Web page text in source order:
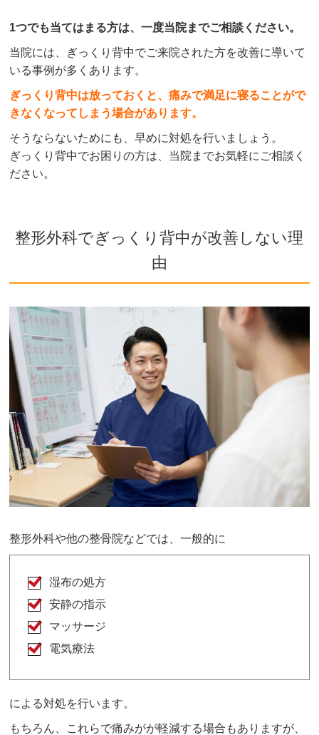
1つでも当てはまる方は、一度当院までご相談ください。
当院には、ぎっくり背中でご来院された方を改善に導いて
いる事例が多くあります。
ぎっくり背中は放っておくと、痛みで満足に寝ることがで
きなくなってしまう場合があります。
そうならないためにも、早めに対処を行いましょう。
ぎっくり背中でお困りの方は、当院までお気軽にご相談く
ださい。
整形外科でぎっくり背中が改善しない理
由
整形外科や他の整骨院などでは、一般的に
湿布の処方
安静の指示
マッサージ
電気療法
による対処を行います。
もちろん、これらで痛みがが軽減する場合もありますが、